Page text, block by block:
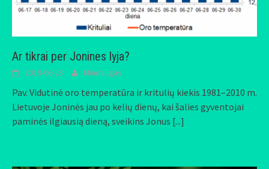
Ar tikrai per Jonines lyja?
2019-06-23 Mindaugas
Pav. Vidutinė oro temperatūra ir kritulių kiekis 1981–2010 m.
Lietuvoje Joninės jau po kelių dienų, kai šalies gyventojai
paminės ilgiausią dieną, sveikins Jonus [...]